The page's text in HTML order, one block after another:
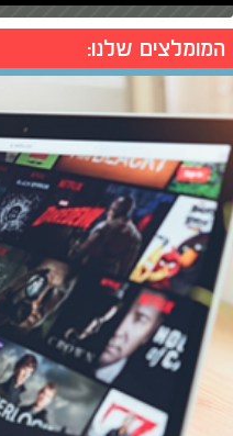
המומלצים שלנו: